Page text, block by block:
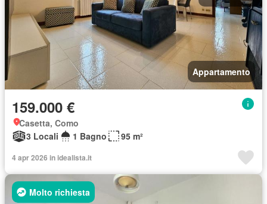
Appartamento
159.000 €
Casetta, Como
3 Locali
1 Bagno 95 m²
4 apr 2026 in idealista.it
Molto richiesta